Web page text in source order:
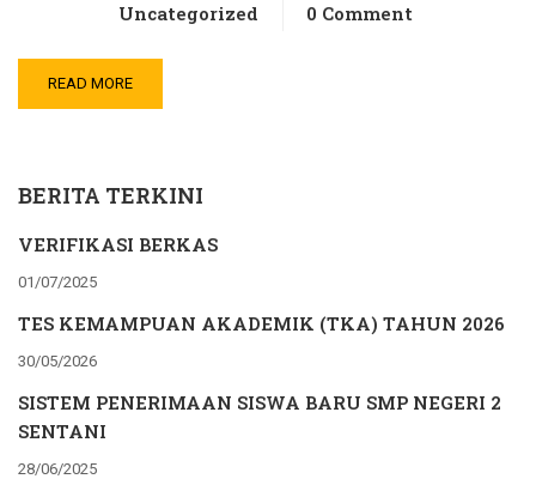
Uncategorized 0 Comment
READ MORE
BERITA TERKINI
VERIFIKASI BERKAS
01/07/2025
TES KEMAMPUAN AKADEMIK (TKA) TAHUN 2026
30/05/2026
SISTEM PENERIMAAN SISWA BARU SMP NEGERI 2
SENTANI
28/06/2025